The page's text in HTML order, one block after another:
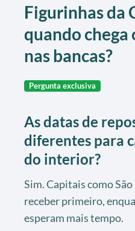
Figurinhas da
quando
nas bancas?
Pergunta exclusiva
As datas de
diferentes para
do interior?
Sim. Capitais como
receber primeiro,
esperam mais tempo.